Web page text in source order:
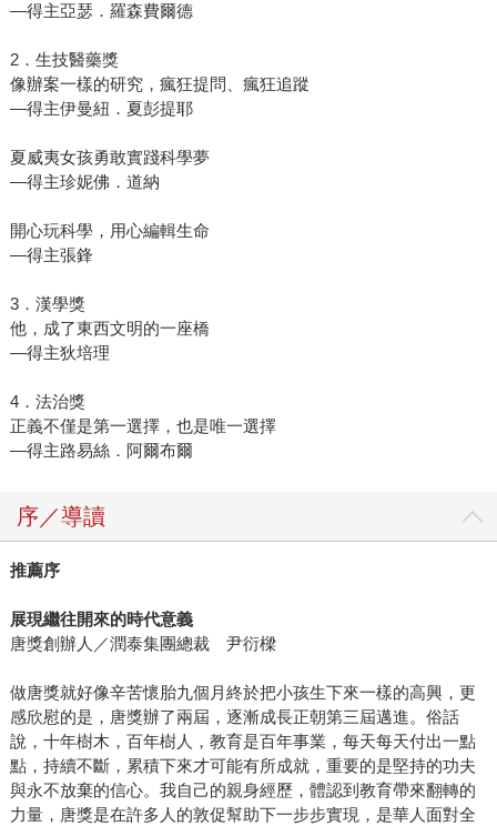
―得主亞瑟．羅森費爾德
2．生技醫藥獎
像辦案一樣的研究，瘋狂提問、瘋狂追蹤
―得主伊曼紐．夏彭提耶
夏威夷女孩勇敢實踐科學夢
―得主珍妮佛．道納
開心玩科學，用心編輯生命
―得主張鋒
3．漢學獎
他，成了東西文明的一座橋
―得主狄培理
4．法治獎
正義不僅是第一選擇，也是唯一選擇
―得主路易絲．阿爾布爾
序／導讀
推薦序
展現繼往開來的時代意義
唐獎創辦人／潤泰集團總裁 尹衍樑
做唐獎就好像辛苦懷胎九個月終於把小孩生下來一樣的高興，更
感欣慰的是，唐獎辦了兩屆，逐漸成長正朝第三屆邁進。俗話
說，十年樹木，百年樹人，教育是百年事業，每天每天付出一點
點，持續不斷，累積下來才可能有所成就，重要的是堅持的功夫
與永不放棄的信心。我自己的親身經歷，體認到教育帶來翻轉的
力量，唐獎是在許多人的敦促幫助下一步步實現，是華人面對全